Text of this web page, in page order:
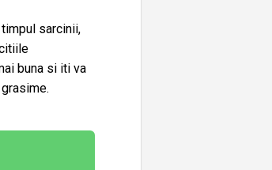
sarcinii,
buna si iti va